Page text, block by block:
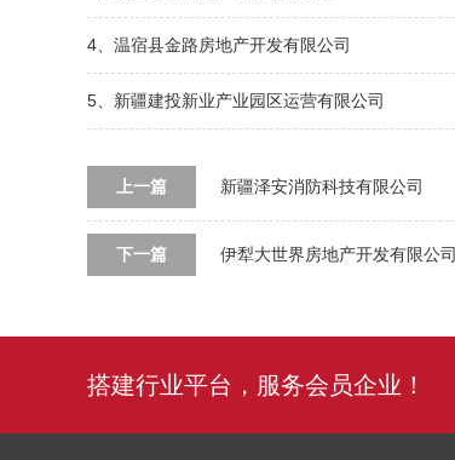
4、温宿县金路房地产开发有限公司
5、新疆建投新业产业园区运营有限公司
上一篇 新疆泽安消防科技有限公司
下一篇 伊犁大世界房地产开发有限公司
搭建行业平台，服务会员企业！